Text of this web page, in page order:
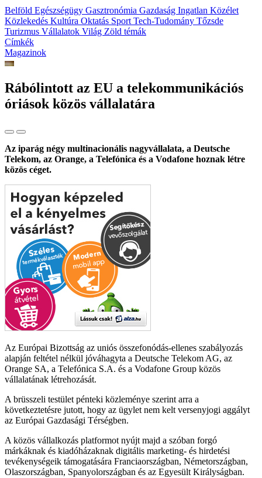
Belföld Egészségügy Gasztronómia Gazdaság Ingatlan Közélet
Közlekedés Kultúra Oktatás Sport Tech-Tudomány Tőzsde
Turizmus Vállalatok Világ Zöld témák
Címkék
Magazinok
Rábólintott az EU a telekommunikációs
óriások közös vállalatára
Az iparág négy multinacionális nagyvállalata, a Deutsche
Telekom, az Orange, a Telefónica és a Vodafone hoznak létre
közös céget.
Az Európai Bizottság az uniós összefonódás-ellenes szabályozás
alapján feltétel nélkül jóváhagyta a Deutsche Telekom AG, az
Orange SA, a Telefónica S.A. és a Vodafone Group közös
vállalatának létrehozását.
A brüsszeli testület pénteki közleménye szerint arra a
következtetésre jutott, hogy az ügylet nem kelt versenyjogi aggályt
az Európai Gazdasági Térségben.
A közös vállalkozás platformot nyújt majd a szóban forgó
márkáknak és kiadóházaknak digitális marketing- és hirdetési
tevékenységeik támogatására Franciaországban, Németországban,
Olaszországban, Spanyolországban és az Egyesült Királyságban.